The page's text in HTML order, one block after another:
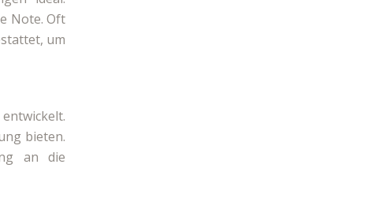
Note. Oft
um
bieten.
an die